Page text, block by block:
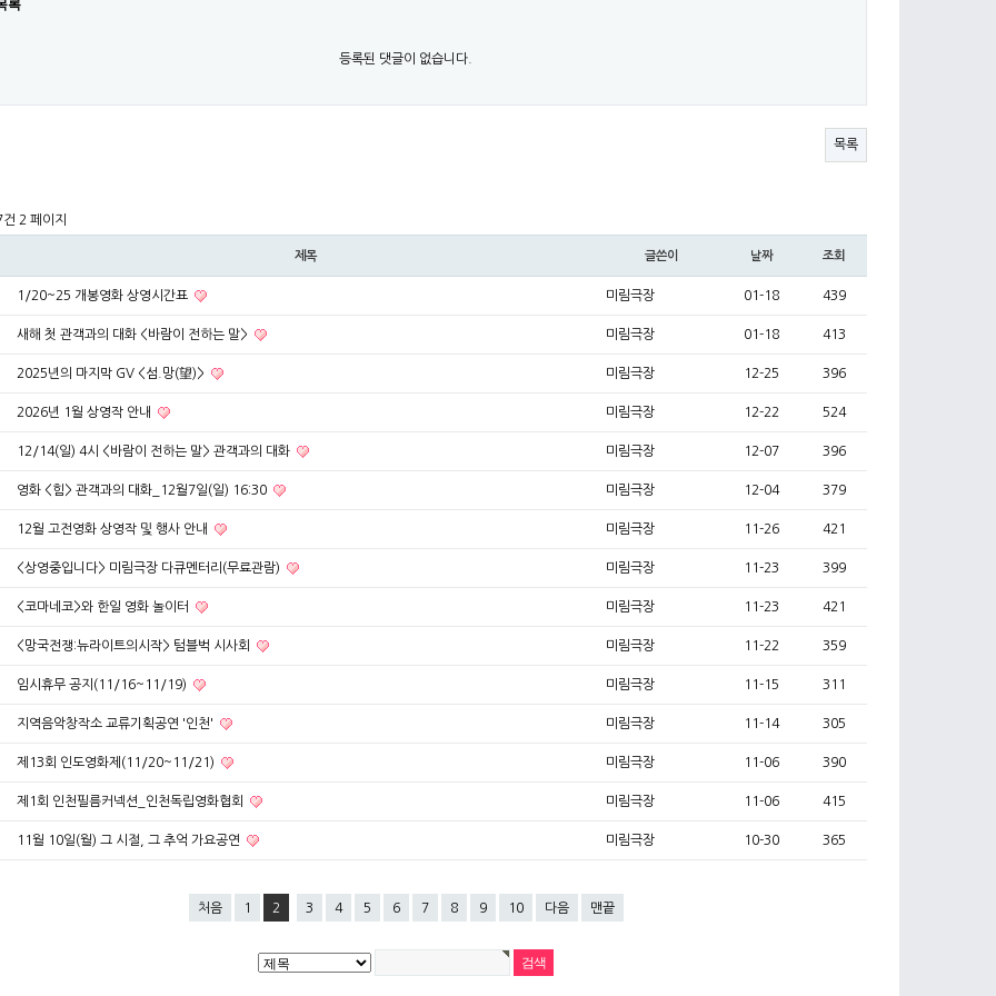
록
등록된 댓글이 없습니다.
목록
2 페이지
제목 글쓴이 날짜 조회
1/20~25 개봉영화 상영시간표 미림극장 01-18 439
새해 첫 관객과의 대화 <바람이 전하는 말> 미림극장 01-18 413
2025년의 마지막 GV <섬.망(望)> 미림극장 12-25 396
2026년 1월 상영작 안내 미림극장 12-22 524
12/14(일) 4시 <바람이 전하는 말> 관객과의 대화 미림극장 12-07 396
영화 <힘> 관객과의 대화_12월7일(일) 16:30 미림극장 12-04 379
12월 고전영화 상영작 및 행사 안내 미림극장 11-26 421
<상영중입니다> 미림극장 다큐멘터리(무료관람) 미림극장 11-23 399
<코마네코>와 한일 영화 놀이터 미림극장 11-23 421
<망국전쟁:뉴라이트의시작> 텀블벅 시사회 미림극장 11-22 359
임시휴무 공지(11/16~11/19) 미림극장 11-15 311
지역음악창작소 교류기획공연 '인천' 미림극장 11-14 305
제13회 인도영화제(11/20~11/21) 미림극장 11-06 390
제1회 인천필름커넥션_인천독립영화협회 미림극장 11-06 415
11월 10일(월) 그 시절, 그 추억 가요공연 미림극장 10-30 365
처음 1 2 3 4 5 6 7 8 9 10 다음 맨끝